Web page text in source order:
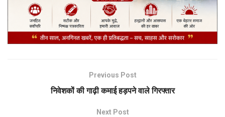
Previous Post
निवेशकों की गाढ़ी कमाई हड़पने वाले गिरफ्तार
Next Post